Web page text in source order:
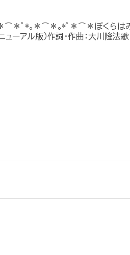
＊ﾟ*｡＊⌒＊｡*ﾟ＊⌒＊ぼくらはみ
ューアル版）作詞・作曲：大川隆法歌